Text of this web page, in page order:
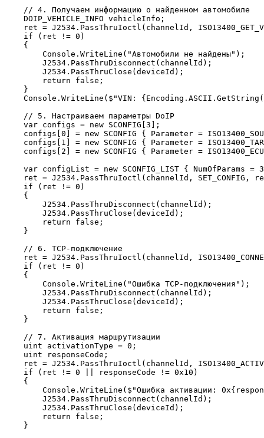
    // 4. Получаем информацию о найденном автомобиле
    DOIP_VEHICLE_INFO vehicleInfo;
ret = J2534.PassThruIoctl(channelId,
    if (ret != 0)
    {
        Console.WriteLine("Автомобили не найдены");
        J2534.PassThruDisconnect(channelId);
        J2534.PassThruClose(deviceId);
        return false;
    }
Console.WriteLine($"VIN:
    // 5. Настраиваем параметры DoIP
    var configs = new SCONFIG[3];
configs[0] = new SCONFIG { Parameter =
configs[1] = new SCONFIG { Parameter =
configs[2] = new SCONFIG { Parameter =
var configList = new SCONFIG_LIST { NumOfParams =
ret = J2534.PassThruIoctl(channelId, SET_CONFIG,
    if (ret != 0)
    {
        J2534.PassThruDisconnect(channelId);
        J2534.PassThruClose(deviceId);
        return false;
    }
    // 6. TCP-подключение
ret = J2534.PassThruIoctl(channelId,
    if (ret != 0)
    {
        Console.WriteLine("Ошибка TCP-подключения");
        J2534.PassThruDisconnect(channelId);
        J2534.PassThruClose(deviceId);
        return false;
    }
    // 7. Активация маршрутизации
    uint activationType = 0;
    uint responseCode;
ret = J2534.PassThruIoctl(channelId,
    if (ret != 0 || responseCode != 0x10)
    {
Console.WriteLine($"Ошибка активации:
        J2534.PassThruDisconnect(channelId);
        J2534.PassThruClose(deviceId);
        return false;
    }